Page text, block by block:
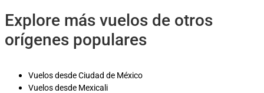
Explore más vuelos de otros
orígenes populares
Vuelos desde Ciudad de México
Vuelos desde Mexicali